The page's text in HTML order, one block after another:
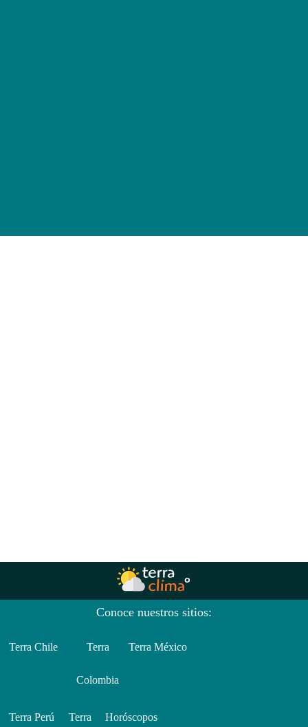
Conoce nuestros sitios:
Terra Chile Terra
Colombia
Terra México
Terra Perú Terra Horóscopos